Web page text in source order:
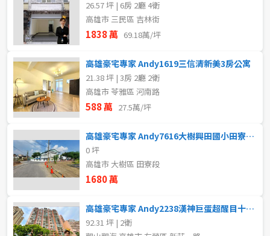
26.57 坪 | 6房 2廳 4衛
高雄市 三民區 吉林街
1838 萬 69.18萬/坪
高雄豪宅專家 Andy1619三信清新美3房公寓
21.38 坪 | 3房 2廳 2衛
高雄市 苓雅區 河南路
588 萬 27.5萬/坪
高雄豪宅專家 Andy7616大樹興田國小田寮段臨路農地
0 坪
高雄市 大樹區 田寮段
1680 萬
高雄豪宅專家 Andy2238漢神巨蛋超醒目十米大面寬金店面
92.31 坪 | 2衛